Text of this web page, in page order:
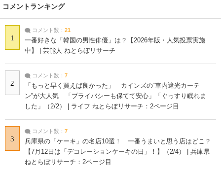
コメントランキング
1
コメント数： 21
一番好きな「韓国の男性俳優」は？【2026年版・人気投票実施
中】 | 芸能人 ねとらぼリサーチ
2
コメント数： 7
「もっと早く買えば良かった」 カインズの“車内遮光カーテ
ン”が大人気 「プライバシーも保てて安心」「ぐっすり眠れま
した」（2/2） | ライフ ねとらぼリサーチ：2ページ目
3
コメント数： 7
兵庫県の「ケーキ」の名店10選！ 一番うまいと思う店はどこ？
【7月12日は「デコレーションケーキの日」！】（2/4） | 兵庫県
ねとらぼリサーチ：2ページ目